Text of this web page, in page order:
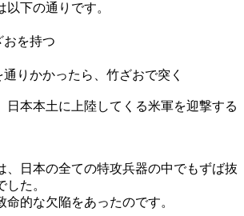
下の通りです。
おを持つ
りかかったら、竹ざおで突く
日本本土に上陸してくる米軍を迎撃する
、日本の全ての特攻兵器の中でもずば抜
た。
命的な欠陥をあったのです。